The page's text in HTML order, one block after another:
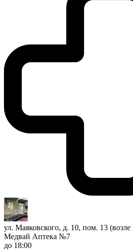
ул. Маяковского, д. 10, пом. 13
Медвай Аптека №7
до 18:00